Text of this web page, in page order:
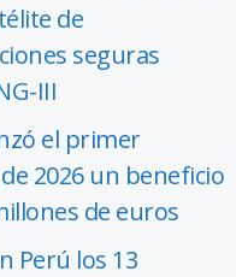
de
seguras
III
el primer
2026 un beneficio
de euros
Perú los 13